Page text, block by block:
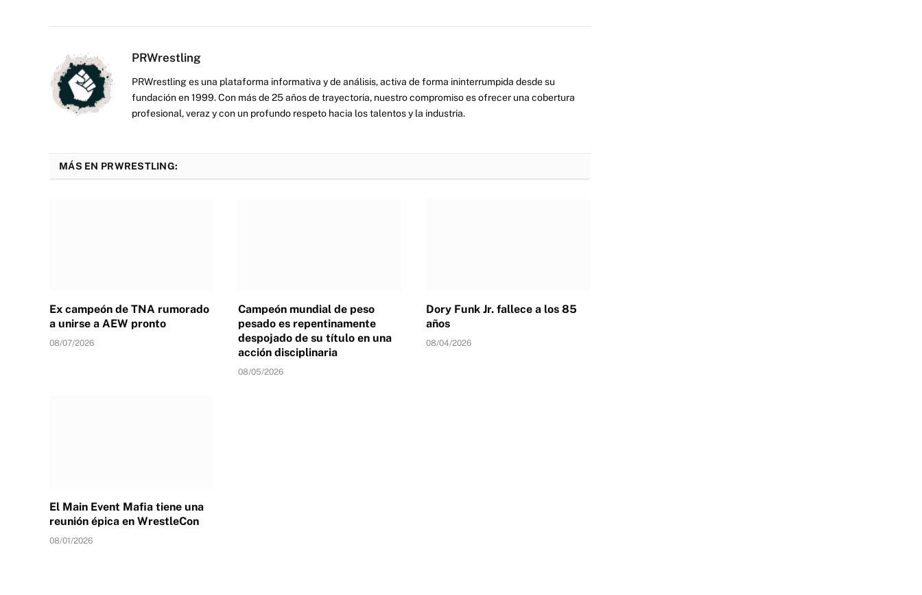
PRWrestling
PRWrestling es una plataforma informativa y de análisis, activa de forma ininterrumpida desde su
fundación en 1999. Con más de 25 años de trayectoria, nuestro compromiso es ofrecer una cobertura
profesional, veraz y con un profundo respeto hacia los talentos y la industria.
MÁS EN PRWRESTLING:
Ex campeón de TNA rumorado
a unirse a AEW pronto
08/07/2026
Campeón mundial de peso
pesado es repentinamente
despojado de su título en una
acción disciplinaria
08/05/2026
Dory Funk Jr. fallece a los 85
años
08/04/2026
El Main Event Mafia tiene una
reunión épica en WrestleCon
08/01/2026